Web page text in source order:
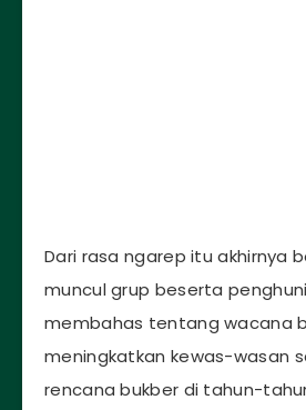
Dari rasa ngarep itu akhirnya
muncul grup beserta
membahas tentang wacana
meningkatkan kewas-wasan
rencana bukber di tahun-